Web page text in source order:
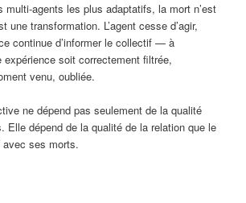
multi-agents les plus adaptatifs, la mort n’est
une transformation. L’agent cesse d’agir,
continue d’informer le collectif — à
soit correctement filtrée,
venu, oubliée.
ne dépend pas seulement de la qualité
Elle dépend de la qualité de la relation que le
ses morts.